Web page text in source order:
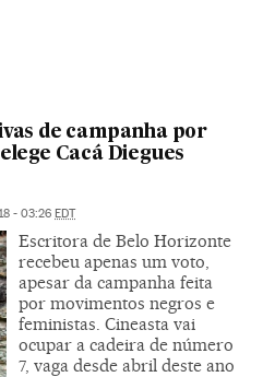
de campanha por
Cacá Diegues
- 03:26 EDT
Escritora de Belo Horizonte
recebeu apenas um voto,
apesar da campanha feita
por movimentos negros e
feministas. Cineasta vai
ocupar a cadeira de número
7, vaga desde abril deste ano